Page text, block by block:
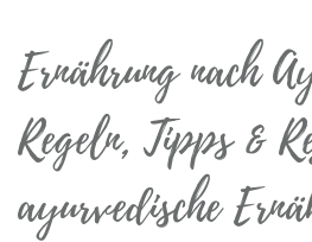
Ernährung nach
Regeln, Tipps &
ayurvedische